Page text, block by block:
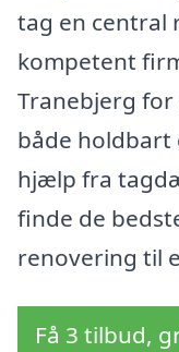
tag en central
kompetent
Tranebjerg
både
hjælp fra
finde de
renovering til
Få 3 tilbud,